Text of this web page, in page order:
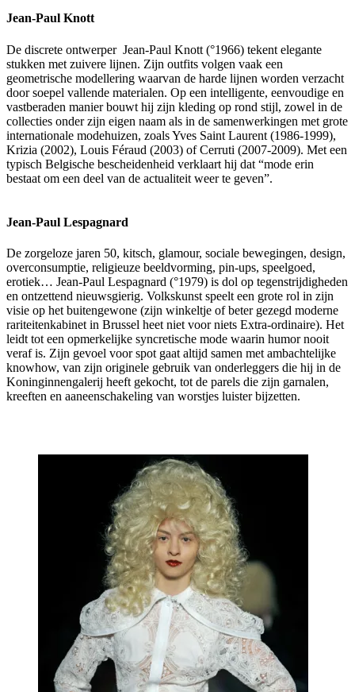
Jean-Paul Knott
De discrete ontwerper Jean-Paul Knott (°1966) tekent elegante
stukken met zuivere lijnen. Zijn outfits volgen vaak een
geometrische modellering waarvan de harde lijnen worden verzacht
door soepel vallende materialen. Op een intelligente, eenvoudige en
vastberaden manier bouwt hij zijn kleding op rond stijl, zowel in de
collecties onder zijn eigen naam als in de samenwerkingen met grote
internationale modehuizen, zoals Yves Saint Laurent (1986-1999),
Krizia (2002), Louis Féraud (2003) of Cerruti (2007-2009). Met een
typisch Belgische bescheidenheid verklaart hij dat “mode erin
bestaat om een deel van de actualiteit weer te geven”.
Jean-Paul Lespagnard
De zorgeloze jaren 50, kitsch, glamour, sociale bewegingen, design,
overconsumptie, religieuze beeldvorming, pin-ups, speelgoed,
erotiek… Jean-Paul Lespagnard (°1979) is dol op tegenstrijdigheden
en ontzettend nieuwsgierig. Volkskunst speelt een grote rol in zijn
visie op het buitengewone (zijn winkeltje of beter gezegd moderne
rariteitenkabinet in Brussel heet niet voor niets Extra-ordinaire). Het
leidt tot een opmerkelijke syncretische mode waarin humor nooit
veraf is. Zijn gevoel voor spot gaat altijd samen met ambachtelijke
knowhow, van zijn originele gebruik van onderleggers die hij in de
Koninginnengalerij heeft gekocht, tot de parels die zijn garnalen,
kreeften en aaneenschakeling van worstjes luister bijzetten.